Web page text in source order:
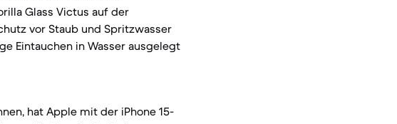
Glass Victus auf der
vor Staub und Spritzwasser
Eintauchen in Wasser ausgelegt
hat Apple mit der iPhone 15-